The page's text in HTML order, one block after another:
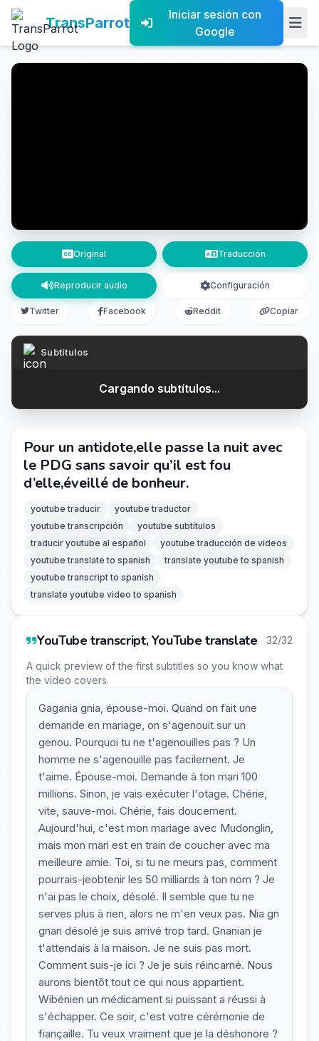
TransParrot
Iniciar sesión con
Google
Original Traducción
Reproducir audio Configuración
Twitter Facebook Reddit Copiar
Subtítulos
Cargando subtítulos...
Pour un antidote,elle passe la nuit avec
le PDG sans savoir qu’il est fou
d’elle,éveillé de bonheur.
youtube traducir
youtube traductor
youtube transcripción
youtube subtítulos
traducir youtube al español
youtube traducción de videos
youtube translate to spanish
translate youtube to spanish
youtube transcript to spanish
translate youtube video to spanish
YouTube transcript, YouTube translate 32/32
A quick preview of the first subtitles so you know what
the video covers.
Gagania gnia, épouse-moi. Quand on fait une
demande en mariage, on s'agenouit sur un
genou. Pourquoi tu ne t'agenouilles pas ? Un
homme ne s'agenouille pas facilement. Je
t'aime. Épouse-moi. Demande à ton mari 100
millions. Sinon, je vais exécuter l'otage. Chérie,
vite, sauve-moi. Chérie, fais doucement.
Aujourd'hui, c'est mon mariage avec Mudonglin,
mais mon mari est en train de coucher avec ma
meilleure amie. Toi, si tu ne meurs pas, comment
pourrais-jeobtenir les 50 milliards à ton nom ? Je
n'ai pas le choix, désolé. Il semble que tu ne
serves plus à rien, alors ne m'en veux pas. Nia gn
gnan désolé je suis arrivé trop tard. Gnanian je
t'attendais à la maison. Je ne suis pas mort.
Comment suis-je ici ? Je je suis réincarné. Nous
aurons bientôt tout ce qui nous appartient.
Wibénien un médicament si puissant a réussi à
s'échapper. Ce soir, c'est votre cérémonie de
fiançaille. Tu veux vraiment que je la déshonore ?